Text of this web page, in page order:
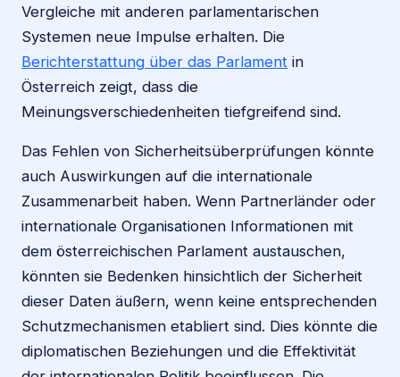
Vergleiche mit anderen parlamentarischen
Systemen neue Impulse erhalten. Die
Berichterstattung über das Parlament in
Österreich zeigt, dass die
Meinungsverschiedenheiten tiefgreifend sind.
Das Fehlen von Sicherheitsüberprüfungen könnte
auch Auswirkungen auf die internationale
Zusammenarbeit haben. Wenn Partnerländer oder
internationale Organisationen Informationen mit
dem österreichischen Parlament austauschen,
könnten sie Bedenken hinsichtlich der Sicherheit
dieser Daten äußern, wenn keine entsprechenden
Schutzmechanismen etabliert sind. Dies könnte die
diplomatischen Beziehungen und die Effektivität